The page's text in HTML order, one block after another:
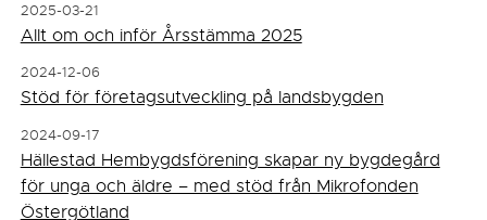
2025-03-21
Allt om och inför Årsstämma 2025
2024-12-06
Stöd för företagsutveckling på landsbygden
2024-09-17
Hällestad Hembygdsförening skapar ny bygdegård
för unga och äldre – med stöd från Mikrofonden
Östergötland